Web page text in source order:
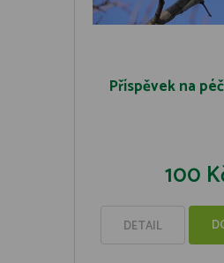
Příspěvek na
100
DETAIL